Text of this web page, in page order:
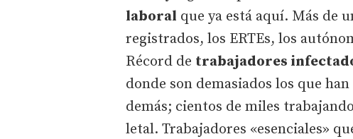
laboral que ya está aquí. Más de
registrados, los ERTEs, los
Récord de trabajadores
donde son demasiados los que
demás; cientos de miles
letal. Trabajadores «esenciales»